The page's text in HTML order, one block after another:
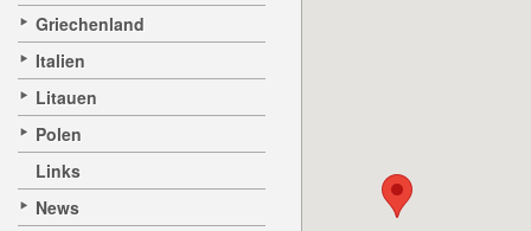
Griechenland
Italien
Litauen
Polen
Links
News